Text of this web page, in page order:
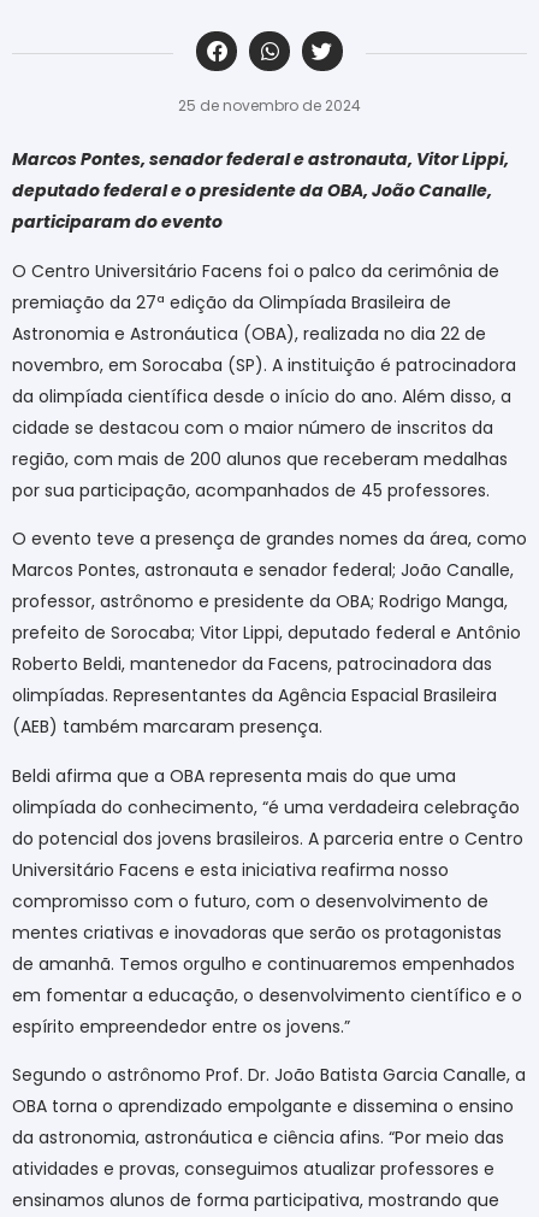
‎ ‎ ‎ ‎ ‎ ‎ ‎ ‎ ‎ ‎ ‎ ‎ ‎ ‎ ‎ ‎ ‎ ‎ ‎ ‎ ‎ ‎ ‎ ‎ ‎ ‎ ‎ ‎ ‎ ‎ ‎
25 de novembro de 2024
Marcos Pontes, senador federal e astronauta, Vitor Lippi,
deputado federal e o presidente da OBA, João Canalle,
participaram do evento
O Centro Universitário Facens foi o palco da cerimônia de
premiação da 27ª edição da Olimpíada Brasileira de
Astronomia e Astronáutica (OBA), realizada no dia 22 de
novembro, em Sorocaba (SP). A instituição é patrocinadora
da olimpíada científica desde o início do ano. Além disso, a
cidade se destacou com o maior número de inscritos da
região, com mais de 200 alunos que receberam medalhas
por sua participação, acompanhados de 45 professores.
O evento teve a presença de grandes nomes da área, como
Marcos Pontes, astronauta e senador federal; João Canalle,
professor, astrônomo e presidente da OBA; Rodrigo Manga,
prefeito de Sorocaba; Vitor Lippi, deputado federal e Antônio
Roberto Beldi, mantenedor da Facens, patrocinadora das
olimpíadas. Representantes da Agência Espacial Brasileira
(AEB) também marcaram presença.
Beldi afirma que a OBA representa mais do que uma
olimpíada do conhecimento, “é uma verdadeira celebração
do potencial dos jovens brasileiros. A parceria entre o Centro
Universitário Facens e esta iniciativa reafirma nosso
compromisso com o futuro, com o desenvolvimento de
mentes criativas e inovadoras que serão os protagonistas
de amanhã. Temos orgulho e continuaremos empenhados
em fomentar a educação, o desenvolvimento científico e o
espírito empreendedor entre os jovens.”
Segundo o astrônomo Prof. Dr. João Batista Garcia Canalle, a
OBA torna o aprendizado empolgante e dissemina o ensino
da astronomia, astronáutica e ciência afins. “Por meio das
atividades e provas, conseguimos atualizar professores e
ensinamos alunos de forma participativa, mostrando que